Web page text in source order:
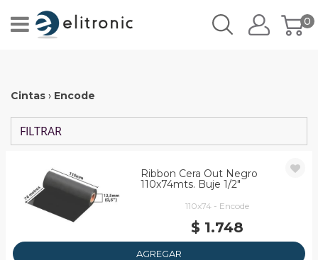
0
Cintas › Encode
FILTRAR
Ribbon Cera Out Negro
110x74mts. Buje 1/2"
110x74 - Encode
$ 1.748
AGREGAR